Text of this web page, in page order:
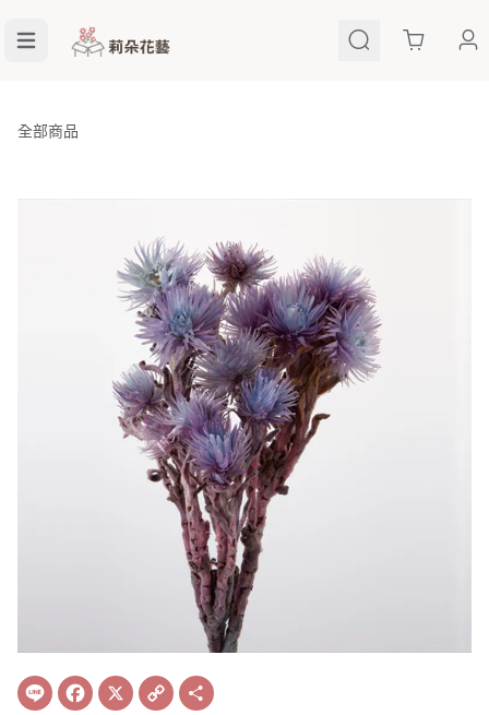
Cart
全部商品
Line Facebook
X Copy
Link